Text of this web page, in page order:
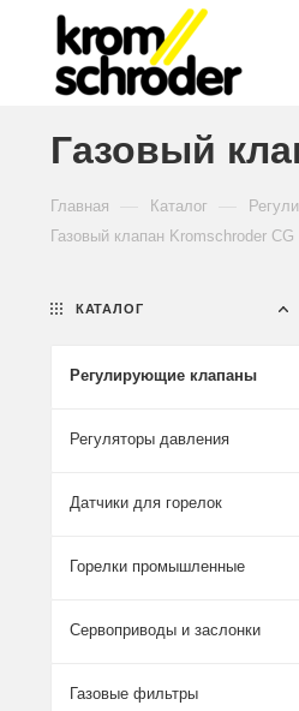
Газовый
Главная Каталог
Газовый клапан Kromschroder
КАТАЛОГ
Регулирующие клапаны
Регуляторы давления
Датчики для горелок
Горелки промышленные
Сервоприводы и заслонки
Газовые фильтры